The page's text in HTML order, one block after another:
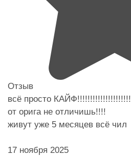
Отзыв
всё просто КАЙФ!!!!!!!!!!!!!!!!!!!!!
от орига не отличишь!!!!
живут уже 5 месяцев всё чил
17 ноября 2025